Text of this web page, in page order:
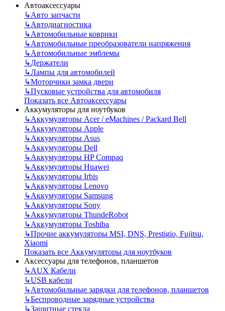
Автоаксессуары
↳Авто запчасти
↳Автодиагностика
↳Автомобильные коврики
↳Автомобильные преобразователи напряжения
↳Автомобильные эмблемы
↳Держатели
↳Лампы для автомобилей
↳Моторчики замка двери
↳Пусковые устройства для автомобиля
Показать все Автоаксессуары
Аккумуляторы для ноутбуков
↳Аккумуляторы Acer / eMachines / Packard Bell
↳Аккумуляторы Apple
↳Аккумуляторы Asus
↳Аккумуляторы Dell
↳Аккумуляторы HP Compaq
↳Аккумуляторы Huawei
↳Аккумуляторы Irbis
↳Аккумуляторы Lenovo
↳Аккумуляторы Samsung
↳Аккумуляторы Sony
↳Аккумуляторы ThundeRobot
↳Аккумуляторы Toshiba
↳Прочие аккумуляторы MSI, DNS, Prestigio, Fujitsu,
Xiaomi
Показать все Аккумуляторы для ноутбуков
Аксессуары для телефонов, планшетов
↳AUX Кабели
↳USB кабели
↳Автомобильные зарядки для телефонов, планшетов
↳Беспроводные зарядные устройства
↳Защитные стекла